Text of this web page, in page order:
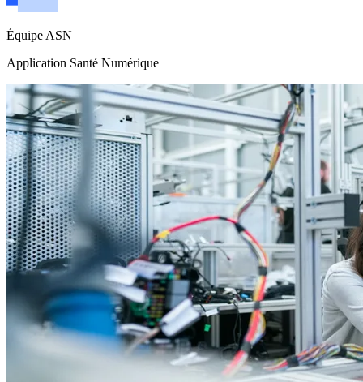
Équipe ASN
Application Santé Numérique